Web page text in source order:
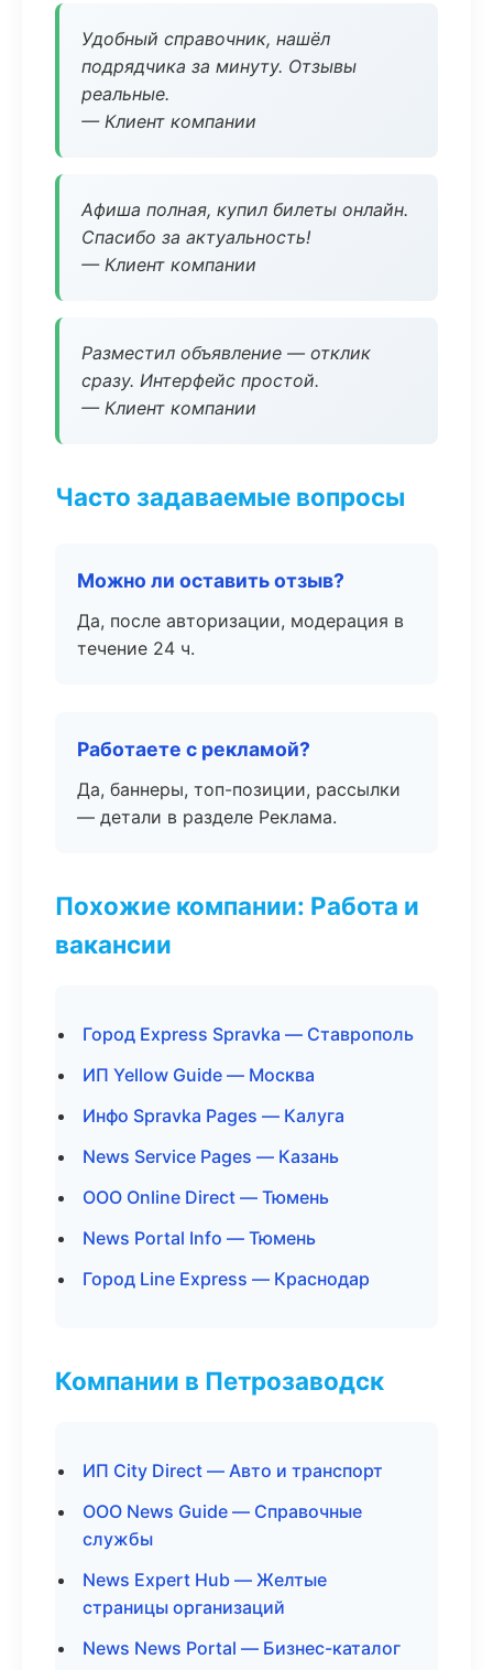
Удобный справочник, нашёл
подрядчика за минуту. Отзывы
реальные.
— Клиент компании
Афиша полная, купил билеты онлайн.
Спасибо за актуальность!
— Клиент компании
Разместил объявление — отклик
сразу. Интерфейс простой.
— Клиент компании
Часто задаваемые вопросы
Можно ли оставить отзыв?
Да, после авторизации, модерация в
течение 24 ч.
Работаете с рекламой?
Да, баннеры, топ-позиции, рассылки
— детали в разделе Реклама.
Похожие компании: Работа и
вакансии
Город Express Spravka — Ставрополь
ИП Yellow Guide — Москва
Инфо Spravka Pages — Калуга
News Service Pages — Казань
ООО Online Direct — Тюмень
News Portal Info — Тюмень
Город Line Express — Краснодар
Компании в Петрозаводск
ИП City Direct — Авто и транспорт
ООО News Guide — Справочные
службы
News Expert Hub — Желтые
страницы организаций
News News Portal — Бизнес-каталог